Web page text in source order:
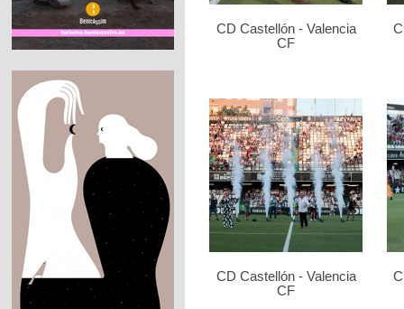
CD Castellón - Valencia
CF
CD Castellón - Valencia
CF